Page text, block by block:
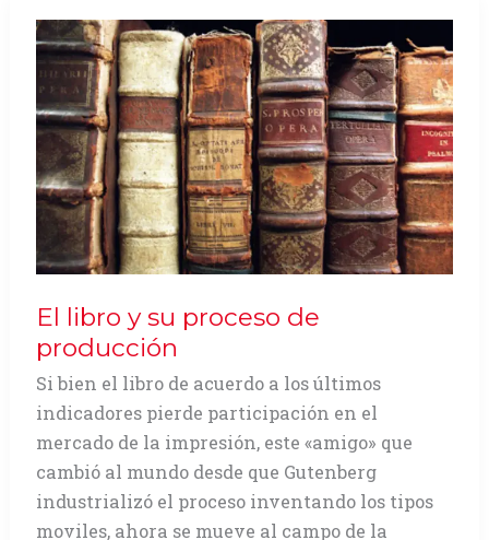
en
tapa
blanda
o
paperback
El libro y su proceso de
producción
Si bien el libro de acuerdo a los últimos
indicadores pierde participación en el
mercado de la impresión, este «amigo» que
cambió al mundo desde que Gutenberg
industrializó el proceso inventando los tipos
moviles, ahora se mueve al campo de la